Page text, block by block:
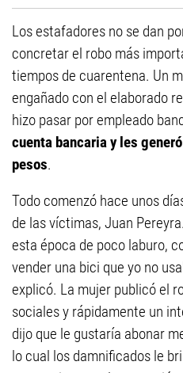
Los estafadores no se dan
concretar el robo más
tiempos de cuarentena. Un
engañado con el elaborado
hizo pasar por empleado
cuenta bancaria y les
pesos.
Todo comenzó hace unos
de las víctimas, Juan
esta época de poco laburo,
vender una bici que yo no
explicó. La mujer publicó el
sociales y rápidamente un
dijo que le gustaría abonar
lo cual los damnificados le